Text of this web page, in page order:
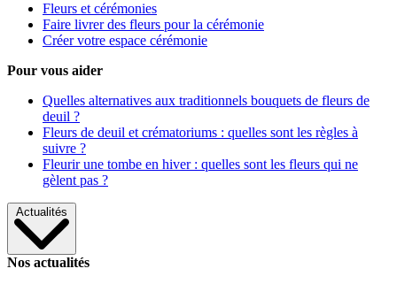
Fleurs et cérémonies
Faire livrer des fleurs pour la cérémonie
Créer votre espace cérémonie
Pour vous aider
Quelles alternatives aux traditionnels bouquets de fleurs de
deuil ?
Fleurs de deuil et crématoriums : quelles sont les règles à
suivre ?
Fleurir une tombe en hiver : quelles sont les fleurs qui ne
gèlent pas ?
Actualités
Nos actualités